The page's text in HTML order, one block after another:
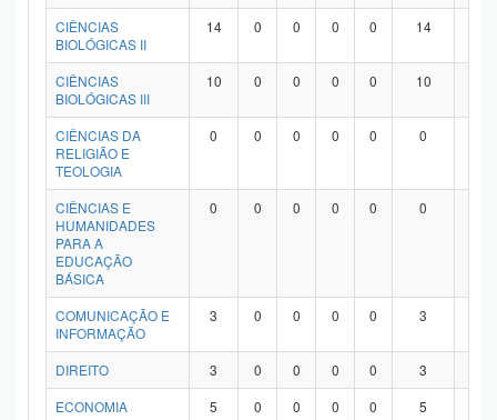
CIÊNCIAS
BIOLÓGICAS II
14 0 0 0 0 14
CIÊNCIAS
BIOLÓGICAS III
10 0 0 0 0 10
CIÊNCIAS DA
RELIGIÃO E
TEOLOGIA
0 0 0 0 0 0
CIÊNCIAS E
HUMANIDADES
PARA A
EDUCAÇÃO
BÁSICA
0 0 0 0 0 0
COMUNICAÇÃO E
INFORMAÇÃO
3 0 0 0 0 3
DIREITO 3 0 0 0 0 3
ECONOMIA
5 0 0 0 0 5